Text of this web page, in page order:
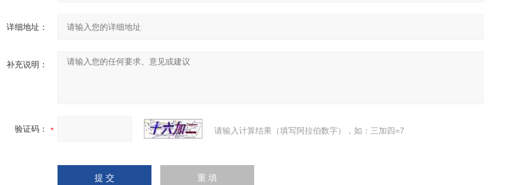
详细地址：
补充说明：
验证码： 请输入计算结果（填写阿拉伯数字），如：三加四=7